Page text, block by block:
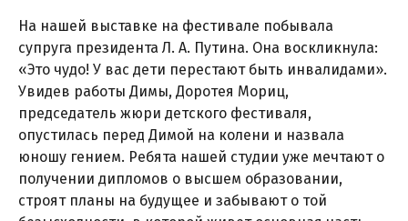
На нашей выставке на фестивале побывала
супруга президента Л. А. Путина. Она воскликнула:
«Это чудо! У вас дети перестают быть инвалидами».
Увидев работы Димы, Доротея Мориц,
председатель жюри детского фестиваля,
опустилась перед Димой на колени и назвала
юношу гением. Ребята нашей студии уже мечтают о
получении дипломов о высшем образовании,
строят планы на будущее и забывают о той